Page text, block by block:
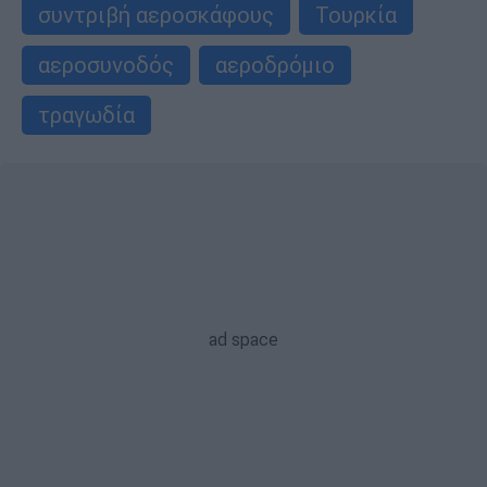
συντριβή αεροσκάφους
Τουρκία
αεροσυνοδός
αεροδρόμιο
τραγωδία